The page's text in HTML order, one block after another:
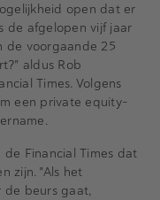
open dat er
de afgelopen vijf jaar
de voorgaande 25
aldus Rob
Times. Volgens
een private equity-
de Financial Times dat
zijn. "Als het
de beurs gaat,